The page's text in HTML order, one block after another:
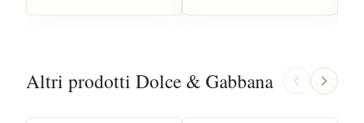
Altri prodotti Dolce & Gabbana